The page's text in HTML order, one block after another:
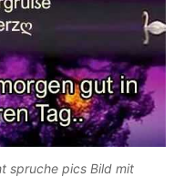
spruche pics Bild mit